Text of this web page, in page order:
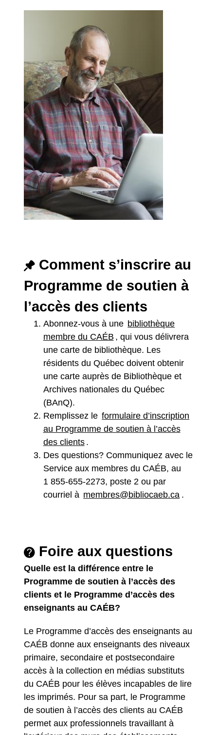
Comment s’inscrire au
Programme de soutien à
l’accès des clients
Abonnez-vous à une bibliothèque
membre du CAÉB , qui vous délivrera
une carte de bibliothèque. Les
résidents du Québec doivent obtenir
une carte auprès de Bibliothèque et
Archives nationales du Québec
(BAnQ).
Remplissez le formulaire d’inscription
au Programme de soutien à l’accès
des clients .
Des questions? Communiquez avec le
Service aux membres du CAÉB, au
1 855-655-2273, poste 2 ou par
courriel à membres@bibliocaeb.ca .
Foire aux questions
Quelle est la différence entre le
Programme de soutien à l’accès des
clients et le Programme d’accès des
enseignants au CAÉB?
Le Programme d’accès des enseignants au
CAÉB donne aux enseignants des niveaux
primaire, secondaire et postsecondaire
accès à la collection en médias substituts
du CAÉB pour les élèves incapables de lire
les imprimés. Pour sa part, le Programme
de soutien à l’accès des clients au CAÉB
permet aux professionnels travaillant à